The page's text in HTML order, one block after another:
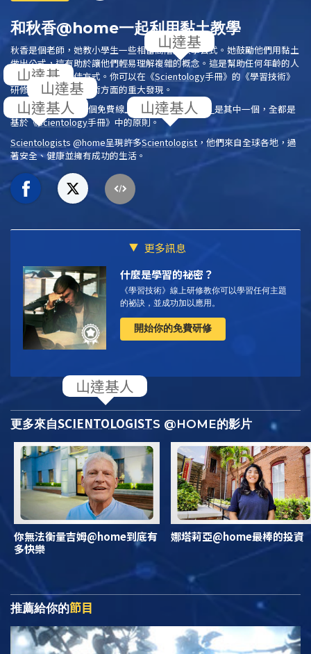
和秋香@home一起利用黏土教學
秋香是個老師，她教小學生一些相當高階的數學公式。她鼓勵他們用黏土
做出公式，這有助於讓他們輕易理解複雜的概念。這是幫助任何年齡的人
學習新主題的絕佳方式。你可以在 《Scientology手冊》 的 《學習技術》
研修中，找到學習技術方面的重大發現。
Scientology 提供19個免費線上研修，《學習技術》 是其中一個，全都是
基於《Scientology手冊》 中的原則。
Scientologists @home呈現許多Scientologist ，他們來自全球各地，過
著安全、健康並擁有成功的生活。
更多訊息
什麼是學習的祕密？
《學習技術》線上研修教你可以學習任何主題
的祕訣，並成功加以應用。
開始你的免費研修
更多來自SCIENTOLOGISTS @HOME的影片
你無法衡量吉姆@home到底有
多快樂
娜塔莉亞@home最棒的投資
推薦給你的節目